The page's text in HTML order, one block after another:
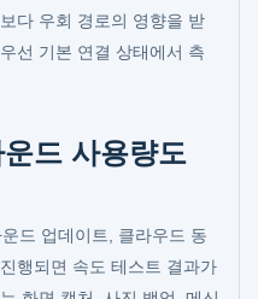
다 우회 경로의 영향을 받
선 기본 연결 상태에서 측
드 사용량도
드 업데이트, 클라우드 동
행되면 속도 테스트 결과가